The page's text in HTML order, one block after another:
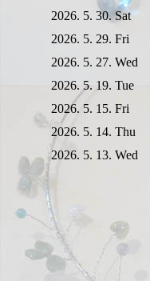
2026. 5. 30. Sat
2026. 5. 29. Fri
2026. 5. 27. Wed
2026. 5. 19. Tue
2026. 5. 15. Fri
2026. 5. 14. Thu
2026. 5. 13. Wed